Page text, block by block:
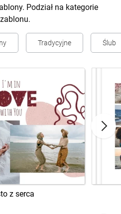
Podział na kategorie
Tradycyjne Ślub
z serca